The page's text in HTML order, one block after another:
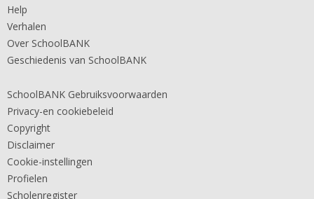
Help
Verhalen
Over SchoolBANK
Geschiedenis van SchoolBANK
SchoolBANK Gebruiksvoorwaarden
Privacy-en cookiebeleid
Copyright
Disclaimer
Cookie-instellingen
Profielen
Scholenregister